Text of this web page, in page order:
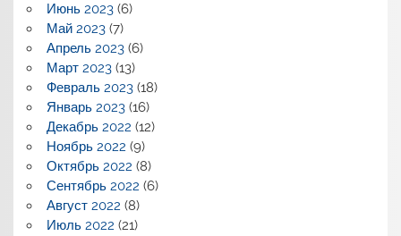
Июнь 2023(6)
Май 2023(7)
Апрель 2023(6)
Март 2023(13)
Февраль 2023(18)
Январь 2023(16)
Декабрь 2022 (12)
Ноябрь 2022 (9)
Октябрь 2022 (8)
Сентябрь 2022 (6)
Август 2022 (8)
Июль 2022 (21)